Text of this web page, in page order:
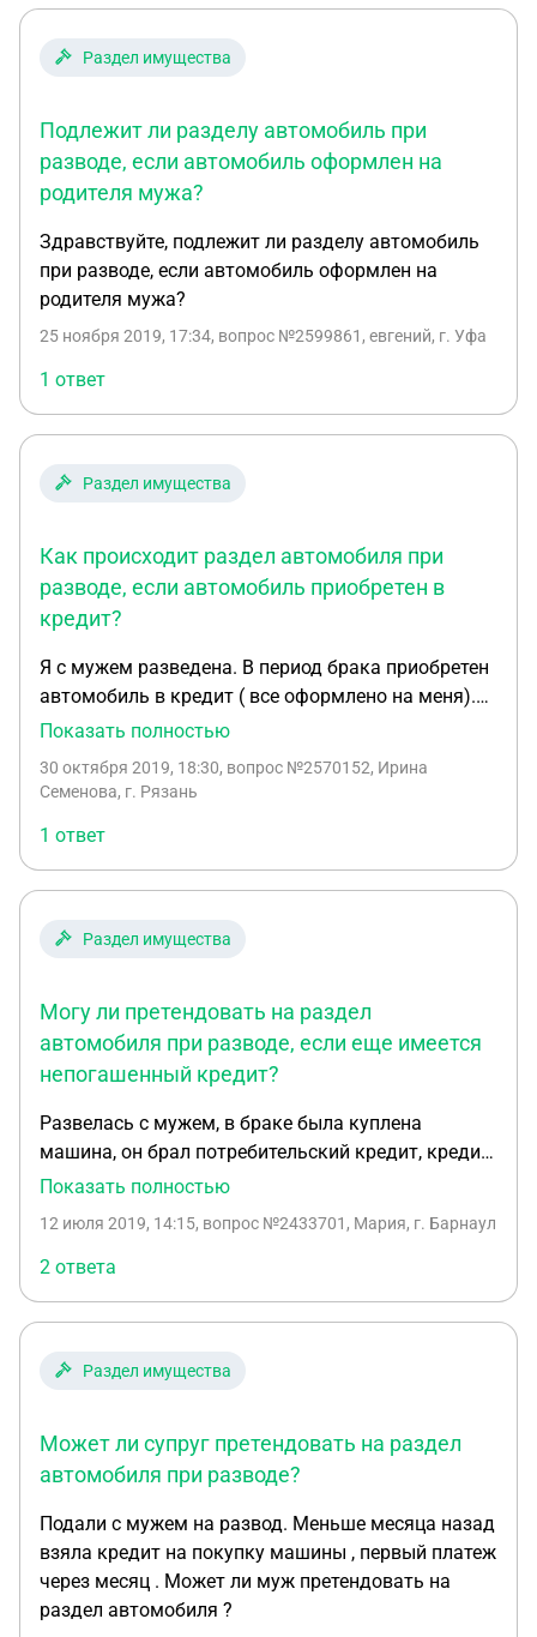
Раздел имущества
Подлежит ли разделу автомобиль при
разводе, если автомобиль оформлен на
родителя мужа?
Здравствуйте, подлежит ли разделу автомобиль
при разводе, если автомобиль оформлен на
родителя мужа?
25 ноября 2019, 17:34, вопрос №2599861, евгений, г. Уфа
1 ответ
Раздел имущества
Как происходит раздел автомобиля при
разводе, если автомобиль приобретен в
кредит?
Я с мужем разведена. В период брака приобретен
автомобиль в кредит ( все оформлено на меня).
Как при разделе имущества, отказаться от своей
платил кредит. Сумма моей 1/2 доли меньше чем
Показать полностью
30 октября 2019, 18:30, вопрос №2570152, Ирина
Семенова, г. Рязань
1 ответ
Раздел имущества
Могу ли претендовать на раздел
автомобиля при разводе, если еще имеется
непогашенный кредит?
Развелась с мужем, в браке была куплена
машина, он брал потребительский кредит, кредит
ещё не выплачен, могу ли я притендовать на
кредита будет тоже делиться? Если он продаст
автомобиль, а в купле-продаже укажет
заниженую стоимость, как доказать что это не
настоящая её стоимость?
Показать полностью
12 июля 2019, 14:15, вопрос №2433701, Мария, г. Барнаул
2 ответа
Раздел имущества
Может ли супруг претендовать на раздел
автомобиля при разводе?
Подали с мужем на развод. Меньше месяца назад
взяла кредит на покупку машины , первый платеж
через месяц . Может ли муж претендовать на
раздел автомобиля ?